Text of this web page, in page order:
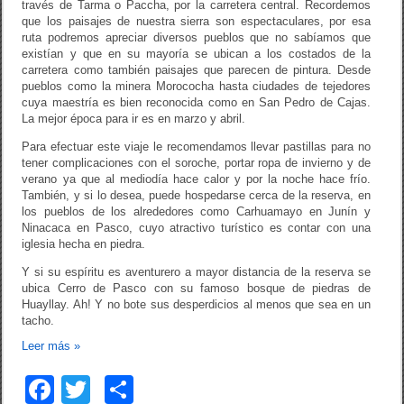
través de Tarma o Paccha, por la carretera central. Recordemos
que los paisajes de nuestra sierra son espectaculares, por esa
ruta podremos apreciar diversos pueblos que no sabíamos que
existían y que en su mayoría se ubican a los costados de la
carretera como también paisajes que parecen de pintura. Desde
pueblos como la minera Morococha hasta ciudades de tejedores
cuya maestría es bien reconocida como en San Pedro de Cajas.
La mejor época para ir es en marzo y abril.
Para efectuar este viaje le recomendamos llevar pastillas para no
tener complicaciones con el soroche, portar ropa de invierno y de
verano ya que al mediodía hace calor y por la noche hace frío.
También, y si lo desea, puede hospedarse cerca de la reserva, en
los pueblos de los alrededores como Carhuamayo en Junín y
Ninacaca en Pasco, cuyo atractivo turístico es contar con una
iglesia hecha en piedra.
Y si su espíritu es aventurero a mayor distancia de la reserva se
ubica Cerro de Pasco con su famoso bosque de piedras de
Huayllay. Ah! Y no bote sus desperdicios al menos que sea en un
tacho.
Leer más»
F